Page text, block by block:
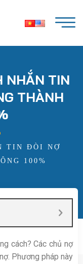
NHẮN TIN
THÀNH
TIN ĐÒI NỢ
100%
cách? Các chủ nợ
Phương pháp này